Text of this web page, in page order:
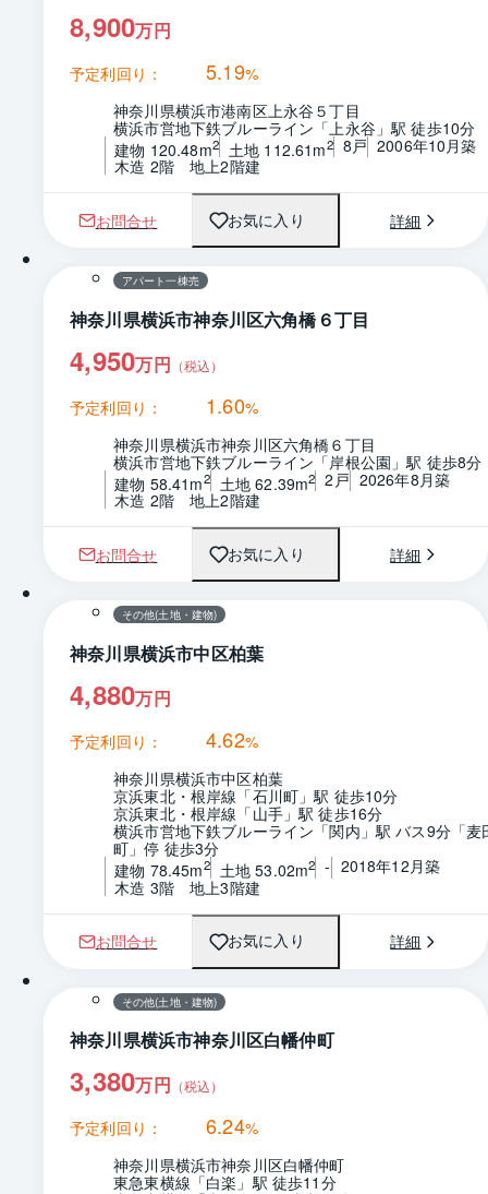
8,900万円
予定利回り： 5.19%
神奈川県横浜市港南区上永谷５丁目
横浜市営地下鉄ブルーライン「上永谷」駅 徒歩10分
建物 120.48m2 土地 112.61m2 8戸 2006年10月築
木造 2階　地上2階建
お問合せ お気に入り 詳細
1 / 0 間取り
アパート一棟売
神奈川県横浜市神奈川区六角橋６丁目
4,950万円 （税込）
予定利回り： 1.60%
神奈川県横浜市神奈川区六角橋６丁目
横浜市営地下鉄ブルーライン「岸根公園」駅 徒歩8分
建物 58.41m2 土地 62.39m2 2戸 2026年8月築
木造 2階　地上2階建
お問合せ お気に入り 詳細
1 / 0
その他(土地・建物)
神奈川県横浜市中区柏葉
4,880万円
予定利回り： 4.62%
神奈川県横浜市中区柏葉
京浜東北・根岸線「石川町」駅 徒歩10分
京浜東北・根岸線「山手」駅 徒歩16分
横浜市営地下鉄ブルーライン「関内」駅 バス9分「麦
町」停 徒歩3分
建物 78.45m2 土地 53.02m2 - 2018年12月築
木造 3階　地上3階建
お問合せ お気に入り 詳細
1 / 0 間取り
その他(土地・建物)
神奈川県横浜市神奈川区白幡仲町
3,380万円 （税込）
予定利回り： 6.24%
神奈川県横浜市神奈川区白幡仲町
東急東横線「白楽」駅 徒歩11分